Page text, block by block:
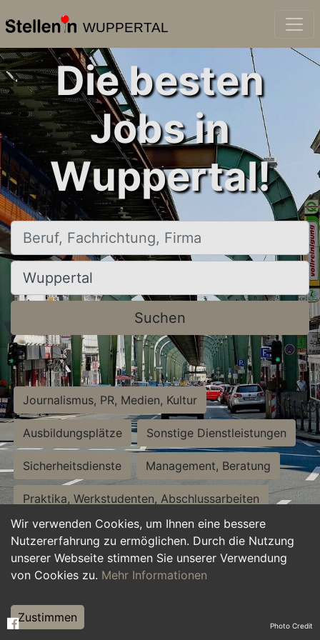
WUPPERTAL
Wir verwenden Cookies, um Ihnen eine bessere
Nutzererfahrung zu ermöglichen. Durch die Nutzung
unserer Webseite stimmen Sie unserer Verwendung
von Cookies zu. Mehr Informationen
Zustimmen
Die besten
Jobs in
Wuppertal!
Beruf, Fachrichtung, Firma
Ort, Stadt
Suchen
Journalismus, PR, Medien, Kultur
Ausbildungsplätze Sonstige Dienstleistungen
Sicherheitsdienste Management, Beratung
Praktika, Werkstudenten, Abschlussarbeiten
Personalwesen Assistenz, Sekretariat
Hilfskräfte, Aushilfs- und Nebenjobs
Weiterbildung, Studium, duale Ausbildung Photo Credit